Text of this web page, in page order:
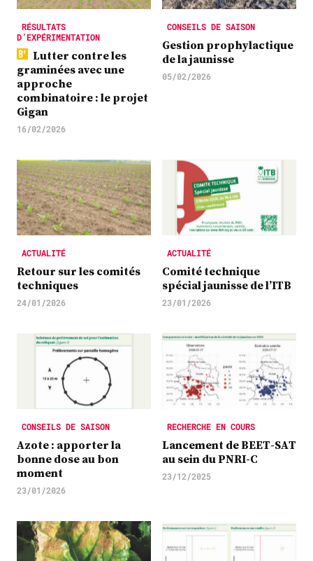
RÉSULTATS
D’EXPÉRIMENTATION
Lutter contre les
graminées avec une
approche
combinatoire : le projet
Gigan
16/02/2026
CONSEILS DE SAISON
Gestion prophylactique
de la jaunisse
05/02/2026
ACTUALITÉ
Retour sur les comités
techniques
24/01/2026
ACTUALITÉ
Comité technique
spécial jaunisse de l’ITB
23/01/2026
CONSEILS DE SAISON
Azote : apporter la
bonne dose au bon
moment
23/01/2026
RECHERCHE EN COURS
Lancement de BEET-SAT
au sein du PNRI-C
23/12/2025